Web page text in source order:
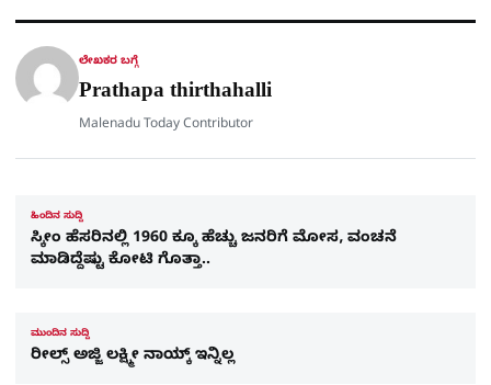
p
p
o
k
a
m
a
ಲೇಖಕರ ಬಗ್ಗೆ
Prathapa thirthahalli
Malenadu Today Contributor
ಹಿಂದಿನ ಸುದ್ದಿ
ಸ್ಕೀಂ ಹೆಸರಿನಲ್ಲಿ 1960 ಕ್ಕೂ ಹೆಚ್ಚು ಜನರಿಗೆ ಮೋಸ, ವಂಚನೆ
ಮಾಡಿದ್ದೆಷ್ಟು ಕೋಟಿ ಗೊತ್ತಾ..
ಮುಂದಿನ ಸುದ್ದಿ
ರೀಲ್ಸ್​​ ಅಜ್ಜಿ ಲಕ್ಷ್ಮೀ ನಾಯ್ಕ್​​ ಇನ್ನಿಲ್ಲ